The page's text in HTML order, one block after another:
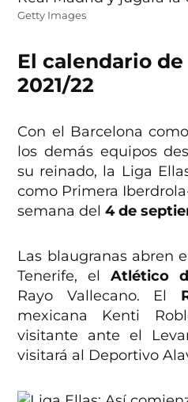
Getty Images
El calendario
2021/22
Con el Barcelona
los demás equipos
su reinado, la Liga
como Primera
semana del4 de
Las blaugranas abren
Tenerife, el Atlético
Rayo Vallecano. El
mexicana Kenti
visitante ante el
visitará al Deportivo